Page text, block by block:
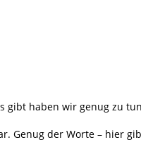
gibt haben wir genug zu
der Worte – hier